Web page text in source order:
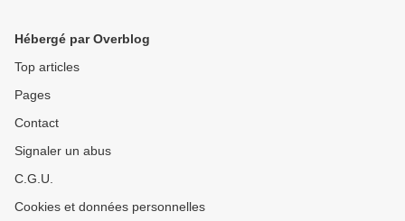
Hébergé par Overblog
Top articles
Pages
Contact
Signaler un abus
C.G.U.
Cookies et données personnelles